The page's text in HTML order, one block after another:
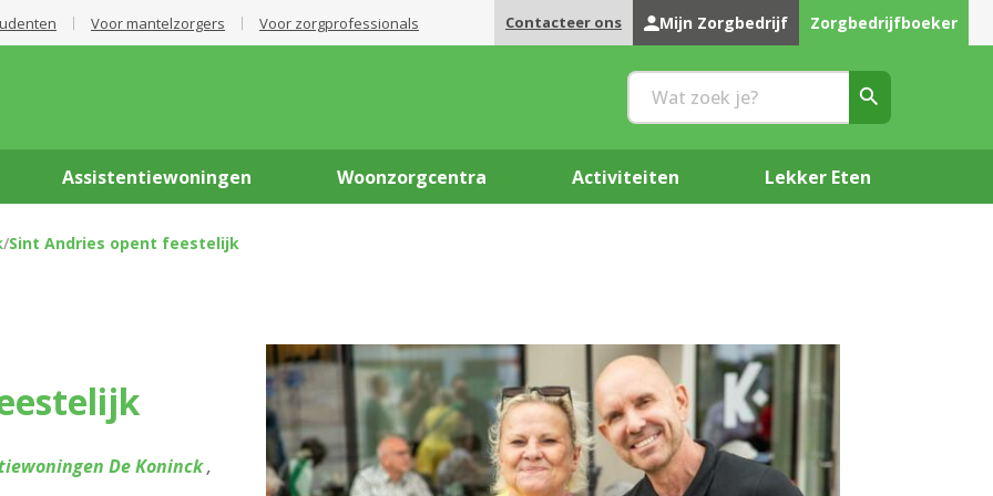
Voor mantelzorgers Voor zorgprofessionals Contacteer ons Mijn Zorgbedrijf Zorgbedrijfboeker
Assistentiewoningen Woonzorgcentra Activiteiten Lekker Eten
/Sint Andries opent feestelijk
De Koninck,